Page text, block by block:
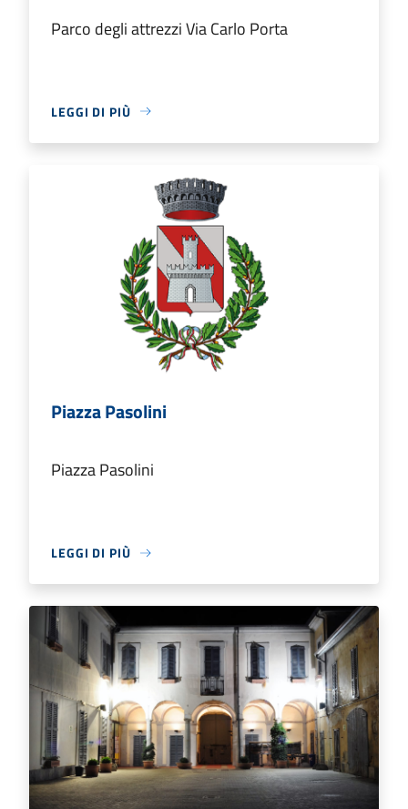
Parco degli attrezzi Via Carlo Porta
LEGGI DI PIÙ
Piazza Pasolini
Piazza Pasolini
LEGGI DI PIÙ